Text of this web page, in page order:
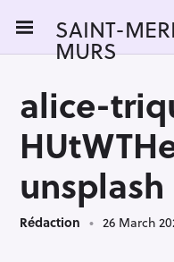
i
SAINT-
MURS
alice-
unsplash
Rédaction 26 March